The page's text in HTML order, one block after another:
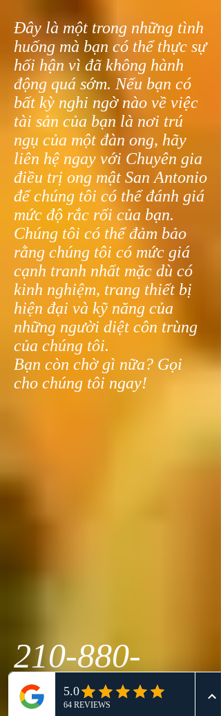
Đây là một trong những tình
huống mà bạn có thể thực sự
hối hận vì đã không hành
động quá sớm. Nếu bạn có
bất kỳ nghi ngờ nào về việc
tài sản của bạn là nơi trú
ngụ của một đàn ong, hãy
liên hệ ngay với Chuyên gia
điều trị ong mật San Antonio
để chúng tôi có thể đánh giá
mức độ rắc rối của bạn.
Chúng tôi có thể đảm bảo
rằng chúng tôi có mức giá
cạnh tranh nhất mặc dù có
kinh nghiệm, trang thiết bị
hiện đại và kỹ năng của
những người diệt côn trùng
của chúng tôi.
Bạn còn chờ gì nữa? Gọi
cho chúng tôi ngay!
210-880-
9656